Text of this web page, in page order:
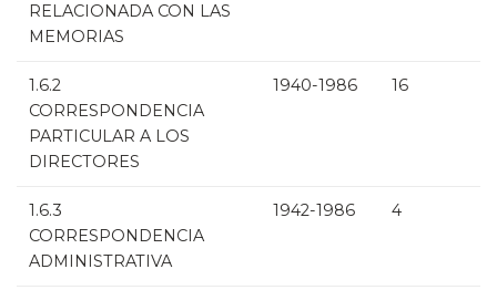
RELACIONADA CON LAS
MEMORIAS
1.6.2
CORRESPONDENCIA
PARTICULAR A LOS
DIRECTORES
1940-1986 16
1.6.3
CORRESPONDENCIA
ADMINISTRATIVA
1942-1986 4